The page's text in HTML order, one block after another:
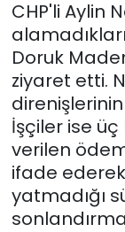
CHP'li Aylin
Doruk
ziyaret etti.
İşçiler ise
verilen
ifade
yatmadığı
Haber